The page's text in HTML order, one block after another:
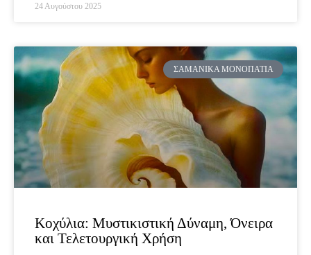
24 Αυγούστου 2025
ΣΑΜΑΝΙΚΆ ΜΟΝΟΠΆΤΙΑ
Κοχύλια: Μυστικιστική Δύναμη, Όνειρα
και Τελετουργική Χρήση